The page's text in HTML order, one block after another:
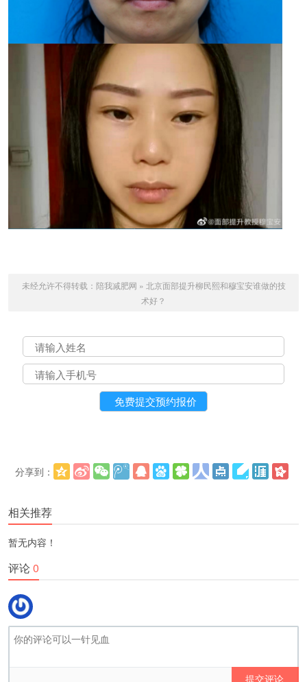
未经允许不得转载： 陪我减肥网 » 北京面部提升柳民熙和穆宝安谁做的技
术好？
分享到：
相关推荐
暂无内容！
评论0
提交评论